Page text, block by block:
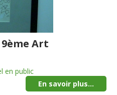
Art
en public
En savoir plus...